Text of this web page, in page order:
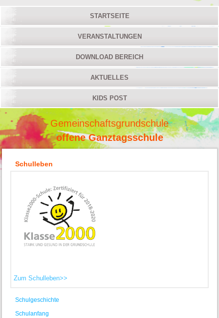
STARTSEITE
VERANSTALTUNGEN
DOWNLOAD BEREICH
AKTUELLES
KIDS POST
Gemeinschaftsgrundschule
offene Ganztagsschule
Schulleben
Zum Schulleben>>
Schulgeschichte
Schulanfang